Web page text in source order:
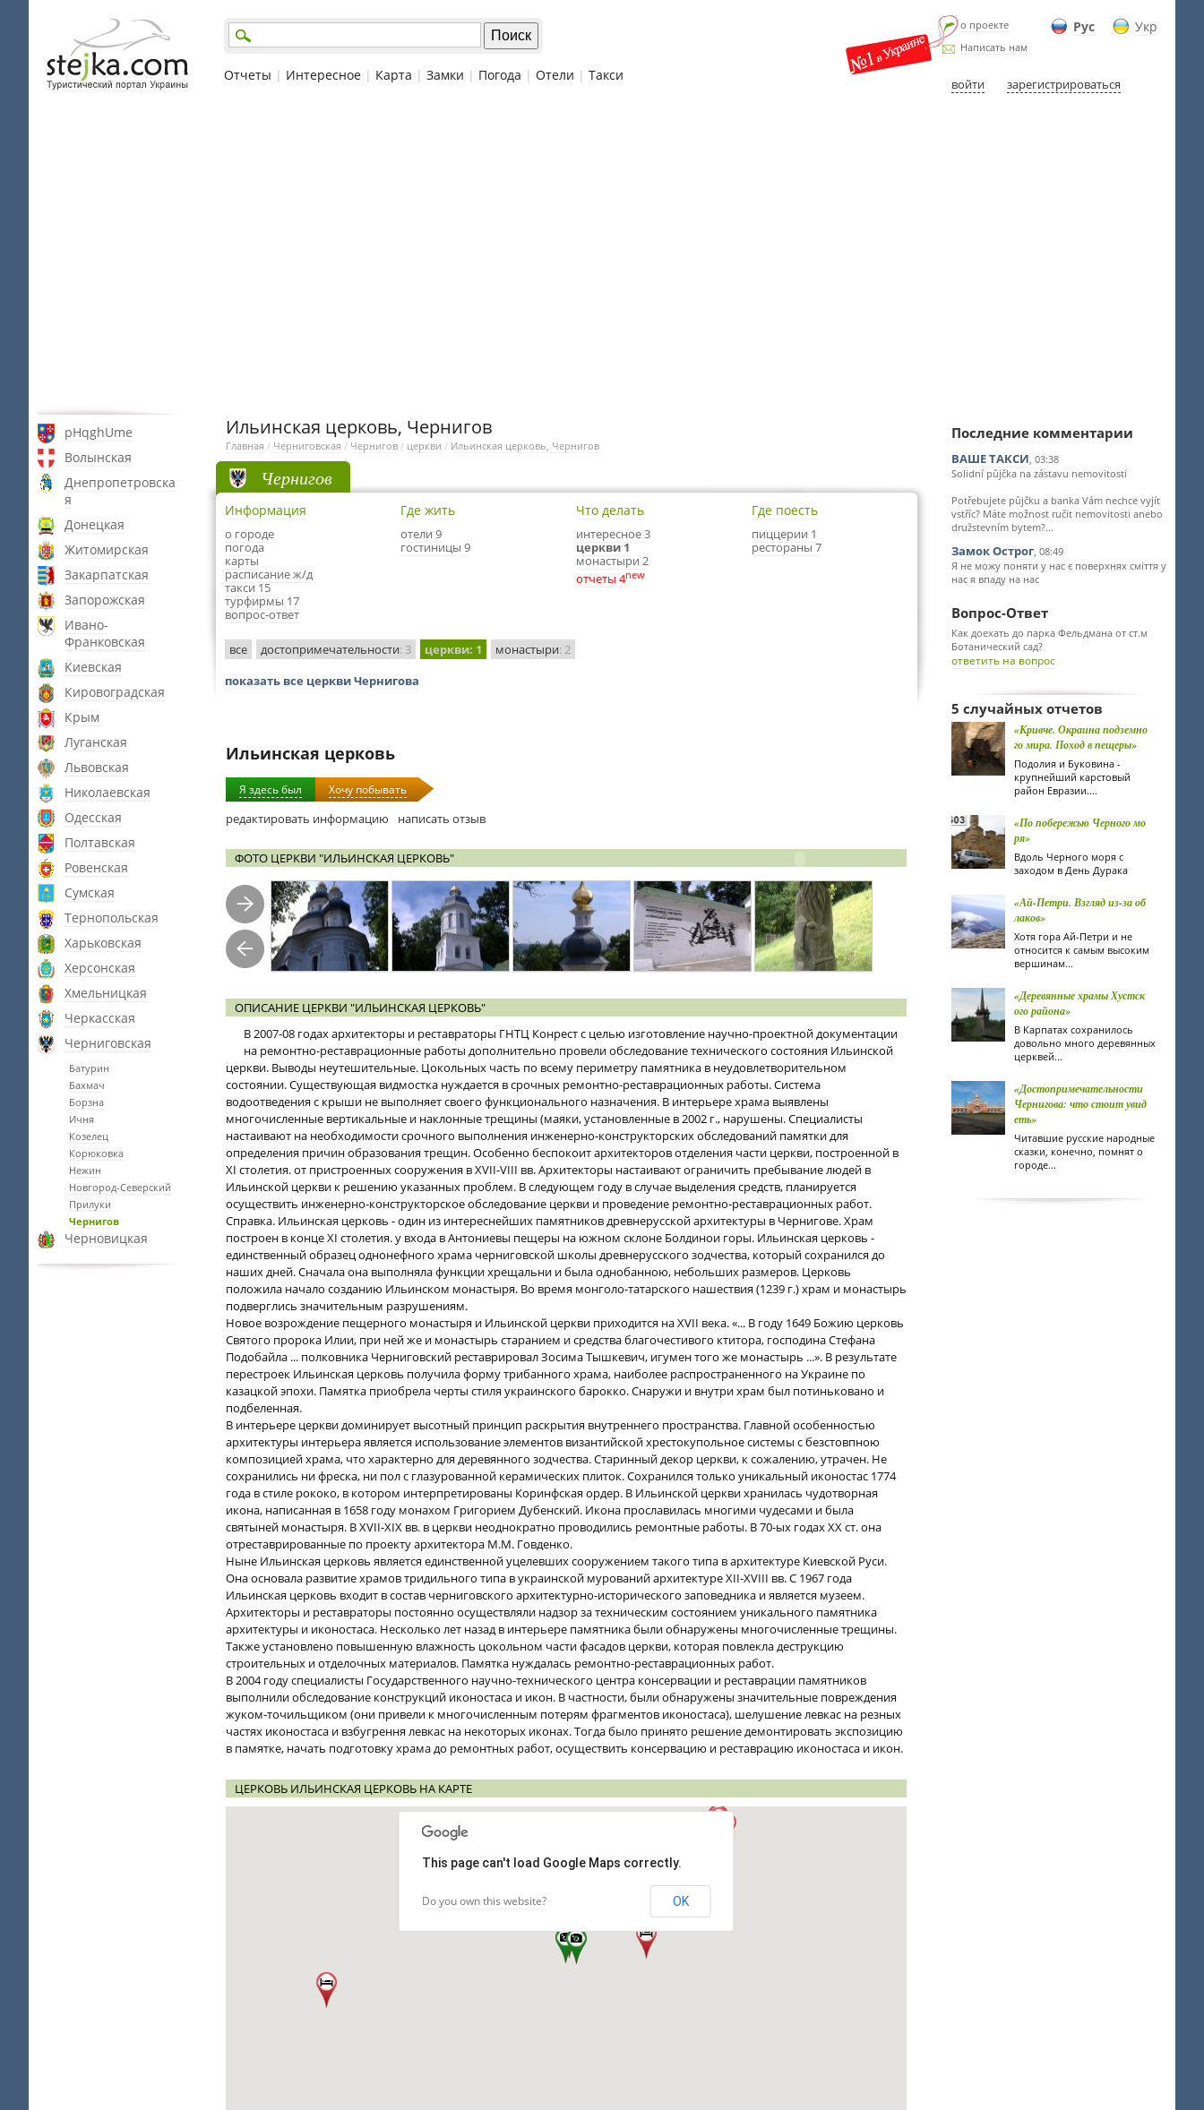
Рус Укр
о проекте
Написать нам
войти зарегистрироваться
Отчеты | Интересное | Карта | Замки | Погода | Отели | Такси
pHqghUme
Волынская
Днепропетровска
я
Донецкая
Житомирская
Закарпатская
Запорожская
Ивано-
Франковская
Киевская
Кировоградская
Крым
Луганская
Львовская
Николаевская
Одесская
Полтавская
Ровенская
Сумская
Тернопольская
Харьковская
Херсонская
Хмельницкая
Черкасская
Черниговская
Батурин
Бахмач
Борзна
Ичня
Козелец
Корюковка
Нежин
Новгород-Северский
Прилуки
Чернигов
Черновицкая
Ильинская церковь, Чернигов
Главная / Черниговская / Чернигов / церкви / Ильинская церковь, Чернигов
Чернигов
Информация
о городе
погода
карты
расписание ж/д
такси 15
турфирмы 17
вопрос-ответ
Где жить
отели 9
гостиницы 9
Что делать
интересное 3
церкви 1
монастыри 2
отчеты 4new
Где поесть
пиццерии 1
рестораны 7
все достопримечательности: 3 церкви: 1 монастыри: 2
показать все церкви Чернигова
Ильинская церковь
Я здесь был Хочу побывать
редактировать информацию написать отзыв
ФОТО ЦЕРКВИ "ИЛЬИНСКАЯ ЦЕРКОВЬ"
ОПИСАНИЕ ЦЕРКВИ "ИЛЬИНСКАЯ ЦЕРКОВЬ"
В 2007-08 годах архитекторы и реставраторы ГНТЦ Конрест с целью изготовление научно-проектной документации
на ремонтно-реставрационные работы дополнительно провели обследование технического состояния Ильинской
церкви. Выводы неутешительные. Цокольных часть по всему периметру памятника в неудовлетворительном
состоянии. Существующая видмостка нуждается в срочных ремонтно-реставрационных работы. Система
водоотведения с крыши не выполняет своего функционального назначения. В интерьере храма выявлены
многочисленные вертикальные и наклонные трещины (маяки, установленные в 2002 г., нарушены. Специалисты
настаивают на необходимости срочного выполнения инженерно-конструкторских обследований памятки для
определения причин образования трещин. Особенно беспокоит архитекторов отделения части церкви, построенной в
XI столетия. от пристроенных сооружения в ХVII-VIII вв. Архитекторы настаивают ограничить пребывание людей в
Ильинской церкви к решению указанных проблем. В следующем году в случае выделения средств, планируется
осуществить инженерно-конструкторское обследование церкви и проведение ремонтно-реставрационных работ.
Справка. Ильинская церковь - один из интереснейших памятников древнерусской архитектуры в Чернигове. Храм
построен в конце XI столетия. у входа в Антониевы пещеры на южном склоне Болдинои горы. Ильинская церковь -
единственный образец однонефного храма черниговской школы древнерусского зодчества, который сохранился до
наших дней. Сначала она выполняла функции хрещальни и была однобанною, небольших размеров. Церковь
положила начало созданию Ильинском монастыря. Во время монголо-татарского нашествия (1239 г.) храм и монастырь
подверглись значительным разрушениям.
Новое возрождение пещерного монастыря и Ильинской церкви приходится на ХVII века. «... В году 1649 Божию церковь
Святого пророка Илии, при ней же и монастырь старанием и средства благочестивого ктитора, господина Стефана
Подобайла ... полковника Черниговский реставрировал Зосима Тышкевич, игумен того же монастырь ...». В результате
перестроек Ильинская церковь получила форму трибанного храма, наиболее распространенного на Украине по
казацкой эпохи. Памятка приобрела черты стиля украинского барокко. Снаружи и внутри храм был потиньковано и
подбеленная.
В интерьере церкви доминирует высотный принцип раскрытия внутреннего пространства. Главной особенностью
архитектуры интерьера является использование элементов византийской хрестокупольное системы с безстовпною
композицией храма, что характерно для деревянного зодчества. Старинный декор церкви, к сожалению, утрачен. Не
сохранились ни фреска, ни пол с глазурованной керамических плиток. Сохранился только уникальный иконостас 1774
года в стиле рококо, в котором интерпретированы Коринфская ордер. В Ильинской церкви хранилась чудотворная
икона, написанная в 1658 году монахом Григорием Дубенский. Икона прославилась многими чудесами и была
святыней монастыря. В ХVII-ХIХ вв. в церкви неоднократно проводились ремонтные работы. В 70-ых годах ХХ ст. она
отреставрированные по проекту архитектора М.М. Говденко.
Ныне Ильинская церковь является единственной уцелевших сооружением такого типа в архитектуре Киевской Руси.
Она основала развитие храмов тридильного типа в украинской мурований архитектуре ХII-ХVIII вв. С 1967 года
Ильинская церковь входит в состав черниговского архитектурно-исторического заповедника и является музеем.
Архитекторы и реставраторы постоянно осуществляли надзор за техническим состоянием уникального памятника
архитектуры и иконостаса. Несколько лет назад в интерьере памятника были обнаружены многочисленные трещины.
Также установлено повышенную влажность цокольном части фасадов церкви, которая повлекла деструкцию
строительных и отделочных материалов. Памятка нуждалась ремонтно-реставрационных работ.
В 2004 году специалисты Государственного научно-технического центра консервации и реставрации памятников
выполнили обследование конструкций иконостаса и икон. В частности, были обнаружены значительные повреждения
жуком-точильщиком (они привели к многочисленным потерям фрагментов иконостаса), шелушение левкас на резных
частях иконостаса и взбугрення левкас на некоторых иконах. Тогда было принято решение демонтировать экспозицию
в памятке, начать подготовку храма до ремонтных работ, осуществить консервацию и реставрацию иконостаса и икон.
ЦЕРКОВЬ ИЛЬИНСКАЯ ЦЕРКОВЬ НА КАРТЕ
This page can't load Google Maps correctly.
Do you own this website? OK
Последние комментарии
ВАШЕ ТАКСИ, 03:38
Solidní půjčka na zástavu nemovitosti
Potřebujete půjčku a banka Vám nechce vyjít
vstříc? Máte možnost ručit nemovitosti anebo
družstevním bytem?...
Замок Острог, 08:49
Я не можу поняти у нас є поверхнях сміття у
нас я впаду на нас
Вопрос-Ответ
Как доехать до парка Фельдмана от ст.м
Ботанический сад?
ответить на вопрос
5 случайных отчетов
«Кривче. Окраина подземно
го мира. Поход в пещеры»
Подолия и Буковина -
крупнейший карстовый
район Евразии....
«По побережью Черного мо
ря»
Вдоль Черного моря с
заходом в День Дурака
«Ай-Петри. Взгляд из-за об
лаков»
Хотя гора Ай-Петри и не
относится к самым высоким
вершинам...
«Деревянные храмы Хустск
ого района»
В Карпатах сохранилось
довольно много деревянных
церквей...
«Достопримечательности
Чернигова: что стоит увид
еть»
Читавшие русские народные
сказки, конечно, помнят о
городе...